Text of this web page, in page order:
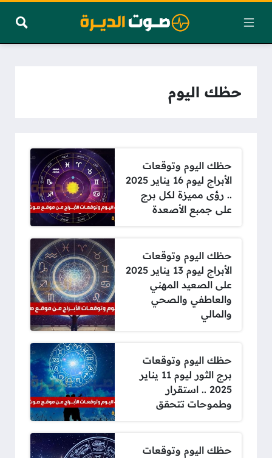
حظك اليوم
حظك اليوم وتوقعات
الأبراج ليوم 16 يناير 2025
.. رؤى مميزة لكل برج
على جمبع الأصعدة
حظك اليوم وتوقعات
الأبراج ليوم 13 يناير 2025
على الصعيد المهني
والعاطفي والصحي
والمالي
حظك اليوم وتوقعات
برج الثور ليوم 11 يناير
2025 .. استقرار
وطموحات تتحقق
حظك اليوم وتوقعات